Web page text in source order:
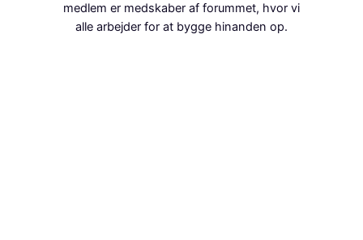
medlem er medskaber af forummet, hvor vi
alle arbejder for at bygge hinanden op.